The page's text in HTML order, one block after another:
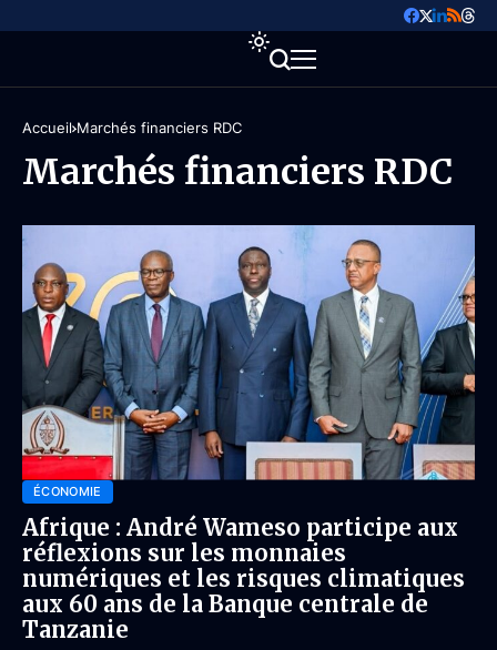
Accueil Marchés financiers RDC
Marchés financiers RDC
ÉCONOMIE
Afrique : André Wameso participe aux
réflexions sur les monnaies
numériques et les risques climatiques
aux 60 ans de la Banque centrale de
Tanzanie